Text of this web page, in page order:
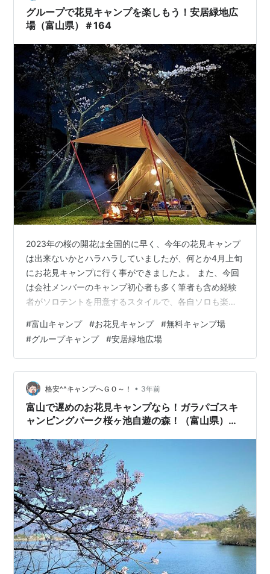
グループで花見キャンプを楽しもう！安居緑地広
場（富山県）＃164
2023年の桜の開花は全国的に早く、今年の花見キャンプ
は出来ないかとハラハラしていましたが、何とか4月上旬
にお花見キャンプに行く事ができましたよ。 また、今回
は会社メンバーのキャンプ初心者も多く筆者も含め経験
者がソロテントを用意するスタイルで、各自ソロも楽し
テンマクデザイン「サーカス TC DX」を設営しよう！ テ
ンマクデザイン「サーカス TC DX」 一人で花見をしなが
らベーコンを作ろう！ 高菜バター明太子飯を作ろう！ お
花見グループキャンプを始めよう！ 色んな料理を作ろ
う！ ぬく森の郷で温泉に入ろう！ グループで夜桜キャン
プを楽しもう！…
#富山キャンプ #お花見キャンプ #無料キャンプ場
#グループキャンプ #安居緑地広場
格安^^キャンプへＧＯ～！ • 3年前
富山で遅めのお花見キャンプなら！ガラパゴスキ
ャンピングパーク桜ヶ池自遊の森！（富山県）＃